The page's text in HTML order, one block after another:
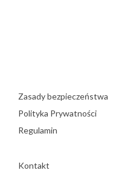
Zasady bezpieczeństwa
Polityka Prywatności
Regulamin
Kontakt